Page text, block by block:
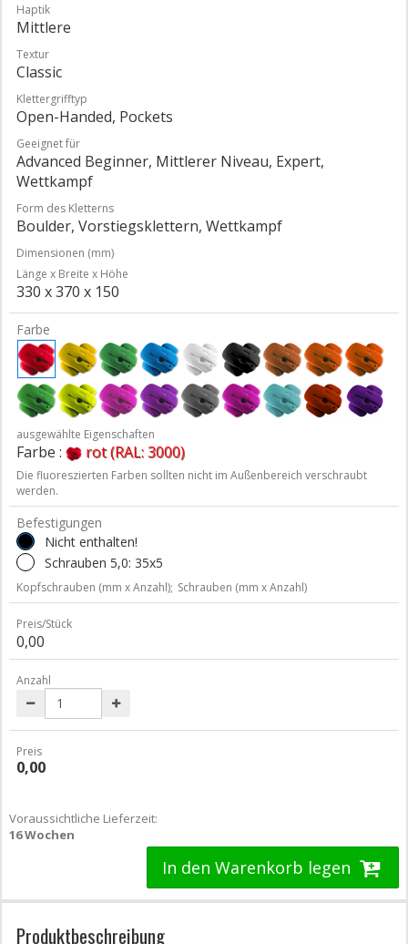
Haptik
Mittlere
Textur
Classic
Klettergrifftyp
Open-Handed, Pockets
Geeignet für
Advanced Beginner, Mittlerer Niveau, Expert,
Wettkampf
Form des Kletterns
Boulder, Vorstiegsklettern, Wettkampf
Dimensionen (mm)
Länge x Breite x Höhe
330 x 370 x 150
Farbe
ausgewählte Eigenschaften
Farbe : rot (RAL: 3000)
Die fluoreszierten Farben sollten nicht im Außenbereich verschraubt
werden.
Befestigungen
Nicht enthalten!
Schrauben 5,0: 35x5
Kopfschrauben (mm x Anzahl); Schrauben (mm x Anzahl)
Preis/Stück
0,00
Anzahl
Preis
0,00
Voraussichtliche Lieferzeit:
16 Wochen
In den Warenkorb legen
Produktbeschreibung